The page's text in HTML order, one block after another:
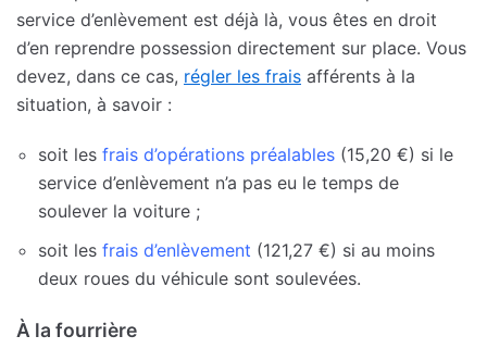
service d’enlèvement est déjà là, vous êtes en droit
d’en reprendre possession directement sur place. Vous
devez, dans ce cas, régler les frais afférents à la
situation, à savoir :
soit les frais d’opérations préalables (15,20 €) si le
service d’enlèvement n’a pas eu le temps de
soulever la voiture ;
soit les frais d’enlèvement (121,27 €) si au moins
deux roues du véhicule sont soulevées.
À la fourrière